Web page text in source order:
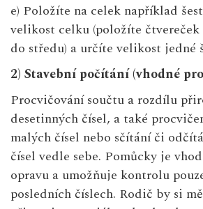
e) Položíte na celek například
velikost celku (položíte čtvereček
do středu) a určíte velikost jedné
2) Stavební počítání (vhodné
Procvičování součtu a rozdílu
desetinných čísel, a také
malých čísel nebo sčítání či
čísel vedle sebe. Pomůcky je
opravu a umožňuje kontrolu
posledních číslech. Rodič by si